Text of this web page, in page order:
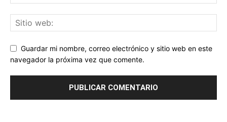
Guardar mi nombre, correo electrónico y sitio web en este
navegador la próxima vez que comente.